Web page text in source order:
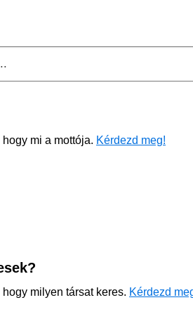
mi a mottója. Kérdezd meg!
milyen társat keres. Kérdezd